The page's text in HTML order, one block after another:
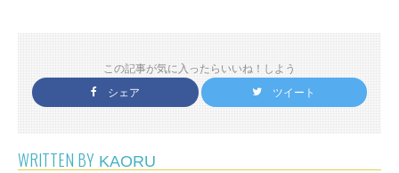
この記事が気に入ったらいいね！しよう
シェア
ツイート
WRITTEN BY KAORU